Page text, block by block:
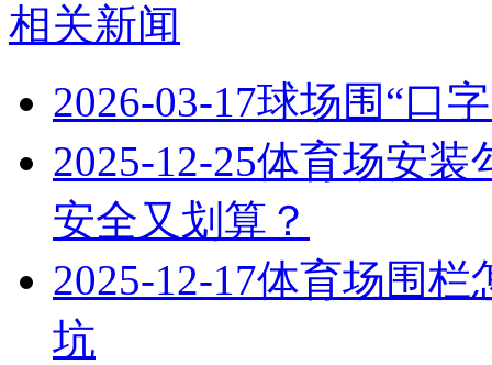
相关新闻
2026-03-17球场围“口
2025-12-25体育场安装
安全又划算？
2025-12-17体育场围栏
坑